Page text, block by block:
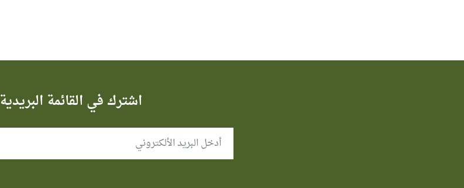
اشترك في القائمة البريدية